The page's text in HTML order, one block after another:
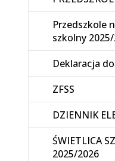
Przedszkole
szkolny
Deklaracja
ZFSS
DZIENNIK
ŚWIETLICA
2025/2026